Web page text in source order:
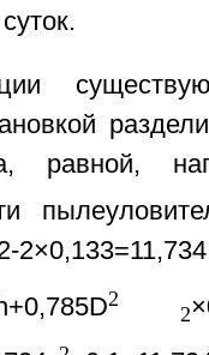
равной,
2
2